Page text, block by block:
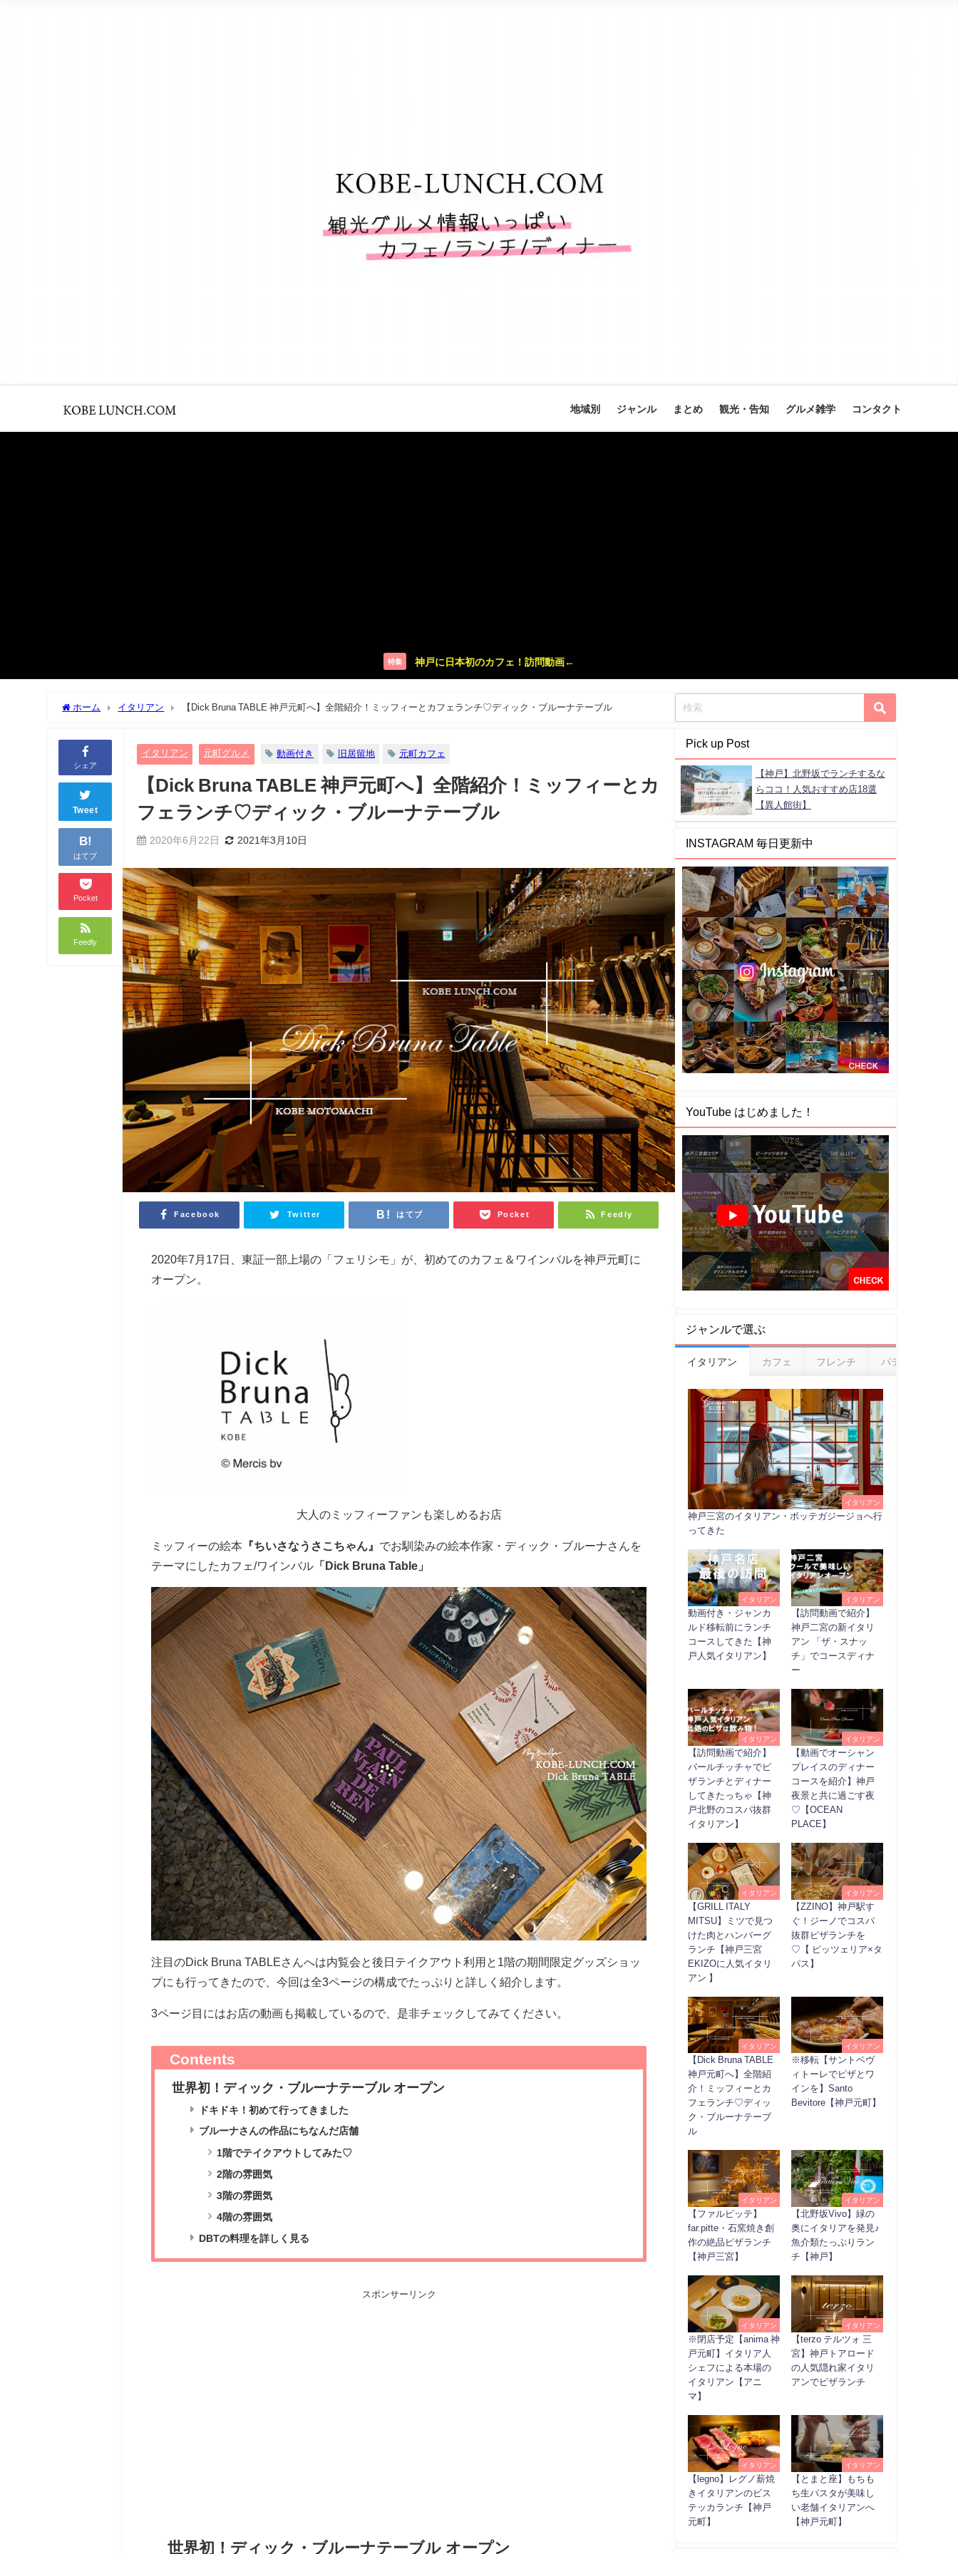
地域別 ジャンル まとめ 観光・告知 グルメ雑学 コンタクト
特集 神戸に日本初のカフェ！訪問動画←
ホーム イタリアン 【Dick Bruna TABLE 神戸元町へ】全階紹介！ミッフィーとカフェランチ♡ディック・ブルーナテーブル
シェア
Tweet
B!
はてブ
Pocket
Feedly
イタリアン 元町グルメ 動画付き 旧居留地 元町カフェ
【Dick Bruna TABLE 神戸元町へ】全階紹介！ミッフィーとカ
フェランチ♡ディック・ブルーナテーブル
2020年6月22日 2021年3月10日
Facebook Twitter はてブ Pocket Feedly
2020年7月17日、東証一部上場の「フェリシモ」が、初めてのカフェ＆ワインバルを神戸元町に
オープン。
大人のミッフィーファンも楽しめるお店
ミッフィーの絵本 『ちいさなうさこちゃん』 でお馴染みの絵本作家・ディック・ブルーナさんを
テーマにしたカフェ/ワインバル 「Dick Bruna Table」
注目のDick Bruna TABLEさんへは内覧会と後日テイクアウト利用と1階の期間限定グッズショッ
プにも行ってきたので、今回は全3ページの構成でたっぷりと詳しく紹介します。
3ページ目にはお店の動画も掲載しているので、是非チェックしてみてください。
Contents
世界初！ディック・ブルーナテーブル オープン
ドキドキ！初めて行ってきました
ブルーナさんの作品にちなんだ店舗
1階でテイクアウトしてみた♡
2階の雰囲気
3階の雰囲気
4階の雰囲気
DBTの料理を詳しく見る
スポンサーリンク
世界初！ディック・ブルーナテーブル オープン
Pick up Post
【神戸】北野坂でランチするな
らココ！人気おすすめ店18選
【異人館街】
INSTAGRAM 毎日更新中
YouTube はじめました！
ジャンルで選ぶ
イタリアン カフェ フレンチ パティスリー
イタリアン
神戸三宮のイタリアン・ボッテガジージョへ行
ってきた
イタリアン
動画付き・ジャンカ
ルド移転前にランチ
コースしてきた【神
戸人気イタリアン】
イタリアン
【訪問動画で紹介】
神戸二宮の新イタリ
アン 「ザ・スナッ
チ」でコースディナ
ー
イタリアン
【訪問動画で紹介】
バールチッチャでピ
ザランチとディナー
してきたっちゃ【神
戸北野のコスパ抜群
イタリアン】
イタリアン
【動画でオーシャン
プレイスのディナー
コースを紹介】神戸
夜景と共に過ごす夜
♡【OCEAN
PLACE】
イタリアン
【GRILL ITALY
MITSU】ミツで見つ
けた肉とハンバーグ
ランチ【神戸三宮
EKIZOに人気イタリ
アン 】
イタリアン
【ZZINO】神戸駅す
ぐ！ジーノでコスパ
抜群ピザランチを
♡【 ピッツェリア×タ
パス】
イタリアン
【Dick Bruna TABLE
神戸元町へ】全階紹
介！ミッフィーとカ
フェランチ♡ディッ
ク・ブルーナテーブ
ル
イタリアン
※移転【サントベヴ
ィトーレでピザとワ
インを】Santo
Bevitore【神戸元町】
イタリアン
【ファルピッテ】
far.pitte・石窯焼き創
作の絶品ピザランチ
【神戸三宮】
イタリアン
【北野坂Vivo】緑の
奥にイタリアを発見♪
魚介類たっぷりラン
チ【神戸】
イタリアン
※閉店予定【anima 神
戸元町】イタリア人
シェフによる本場の
イタリアン【アニ
マ】
イタリアン
【terzo テルツォ 三
宮】神戸トアロード
の人気隠れ家イタリ
アンでピザランチ
イタリアン
【legno】レグノ薪焼
きイタリアンのビス
テッカランチ【神戸
元町】
イタリアン
【とまと座】もちも
ち生パスタが美味し
い老舗イタリアンへ
【神戸元町】